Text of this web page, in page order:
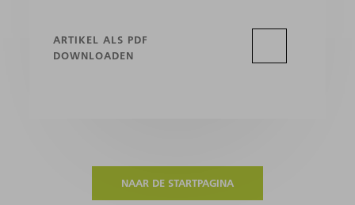
ARTIKEL ALS PDF
DOWNLOADEN
NAAR DE STARTPAGINA